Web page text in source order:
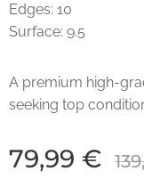
Edges: 10
Surface: 9.5
A premium high-
seeking top
79,99 €